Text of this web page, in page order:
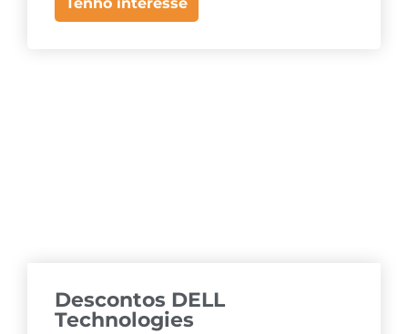
Descontos DELL
Technologies